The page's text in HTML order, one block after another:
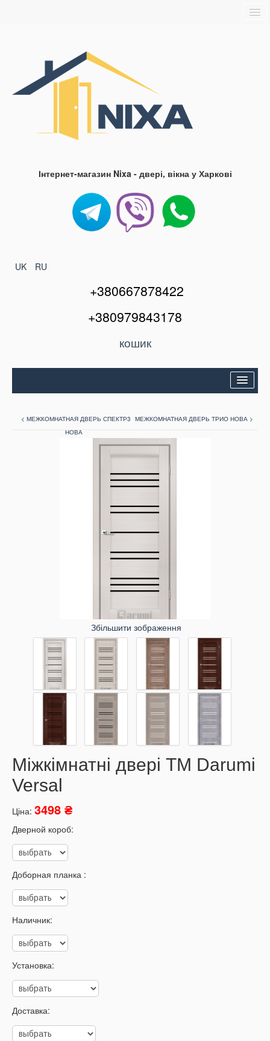
Блог
Інтернет-магазин Nixa - двері, вікна у Харкові
UK RU
+380667878422
+380979843178
кошик
< МЕЖКОМНАТНАЯ ДВЕРЬ СПЕКТР3
НОВА
МЕЖКОМНАТНАЯ ДВЕРЬ ТРИО НОВА >
Збільшити зображення
Міжкімнатні двері ТМ Darumi
Versal
Ціна: 3498 ₴
Дверной короб:
Доборная планка :
Наличник:
Установка:
Доставка: